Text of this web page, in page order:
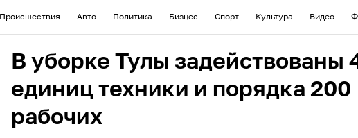
Происшествия Авто Политика Бизнес Спорт Культура Видео
В уборке Тулы задействованы
единиц техники и порядка 200
рабочих